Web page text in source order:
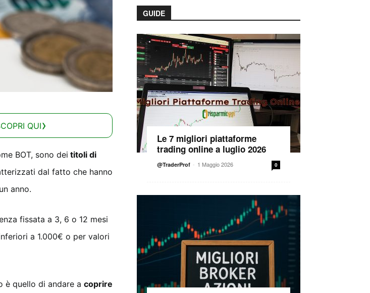
QUI
BOT, sono dei titoli di
dal fatto che hanno
anno.
fissata a 3, 6 o 12 mesi
a 1.000€ o per valori
è quello di andare a coprire
GUIDE
Le 7 migliori piattaforme
trading online a luglio 2026
@TraderProf - 1 Maggio 2026 0